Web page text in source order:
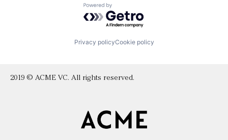
Powered by Getro.com
Privacy policyCookie policy
2019 © ACME VC. All rights reserved.